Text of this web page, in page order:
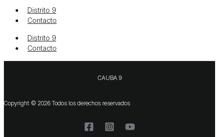
Distrito 9
Contacto
Distrito 9
Contacto
CAUBA 9
Copyright © 2026 Todos los derechos reservados